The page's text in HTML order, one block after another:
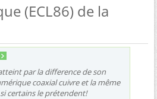
(ECL86) de la
par la difference de son
coaxial cuivre et la même
certains le prétendent!